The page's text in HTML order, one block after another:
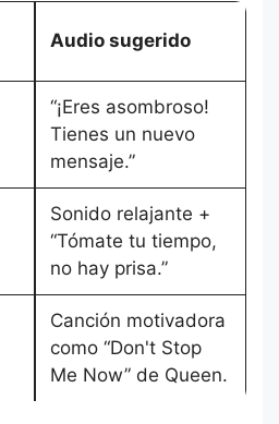
Audio sugerido
“¡Eres asombroso!
Tienes un nuevo
mensaje.”
Sonido relajante +
“Tómate tu tiempo,
no hay prisa.”
Canción motivadora
como “Don't Stop
Me Now” de Queen.